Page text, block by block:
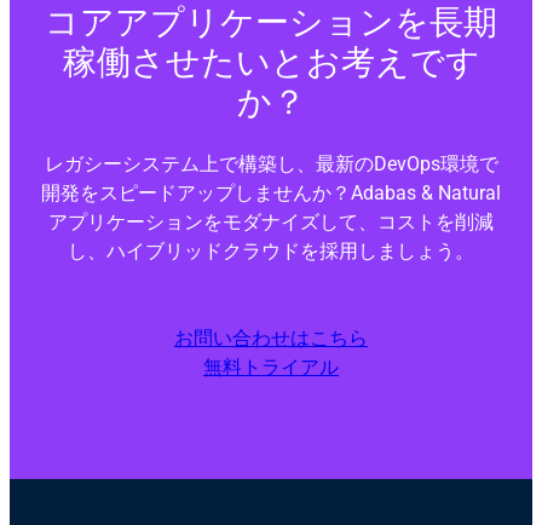
コアアプリケーションを長期
稼働させたいとお考えです
か？
レガシーシステム上で構築し、最新のDevOps環境で
開発をスピードアップしませんか？Adabas & Natural
アプリケーションをモダナイズして、コストを削減
し、ハイブリッドクラウドを採用しましょう。
お問い合わせはこちら
無料トライアル